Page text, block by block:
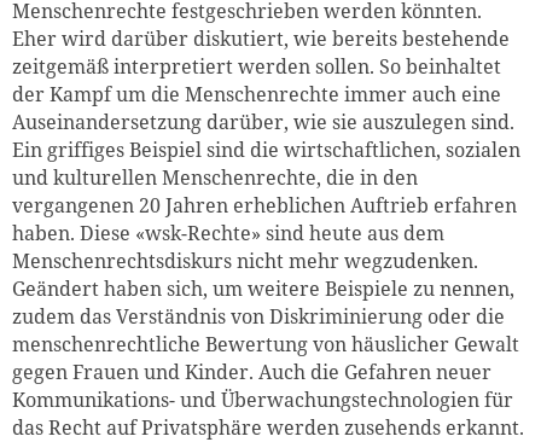
Menschenrechte festgeschrieben werden könnten.
Eher wird darüber diskutiert, wie bereits bestehende
zeitgemäß interpretiert werden sollen. So beinhaltet
der Kampf um die Menschenrechte immer auch eine
Auseinandersetzung darüber, wie sie auszulegen sind.
Ein griffiges Beispiel sind die wirtschaftlichen, sozialen
und kulturellen Menschenrechte, die in den
vergangenen 20 Jahren erheblichen Auftrieb erfahren
haben. Diese «wsk-Rechte» sind heute aus dem
Menschenrechtsdiskurs nicht mehr wegzudenken.
Geändert haben sich, um weitere Beispiele zu nennen,
zudem das Verständnis von Diskriminierung oder die
menschenrechtliche Bewertung von häuslicher Gewalt
gegen Frauen und Kinder. Auch die Gefahren neuer
Kommunikations- und Überwachungstechnologien für
das Recht auf Privatsphäre werden zusehends erkannt.